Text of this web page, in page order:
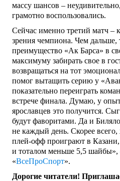
массу шансов –
грамотно воспользовались.
Сейчас именно третий матч –
зрения чемпиона. Чем дальше,
преимущество «Ак Барса» в
максимуму забирать свое в
возвращаться на тот
помог вытащить серию у
показательно переиграть
встрече финала. Думаю, у
ярославцев это получится.
будут фаворитами. Да и
не каждый день. Скорее всего,
плей-офф проиграют в
и тоталом меньше 5,5 шайбы»,
«ВсеПроСпорт».
Дорогие читатели!